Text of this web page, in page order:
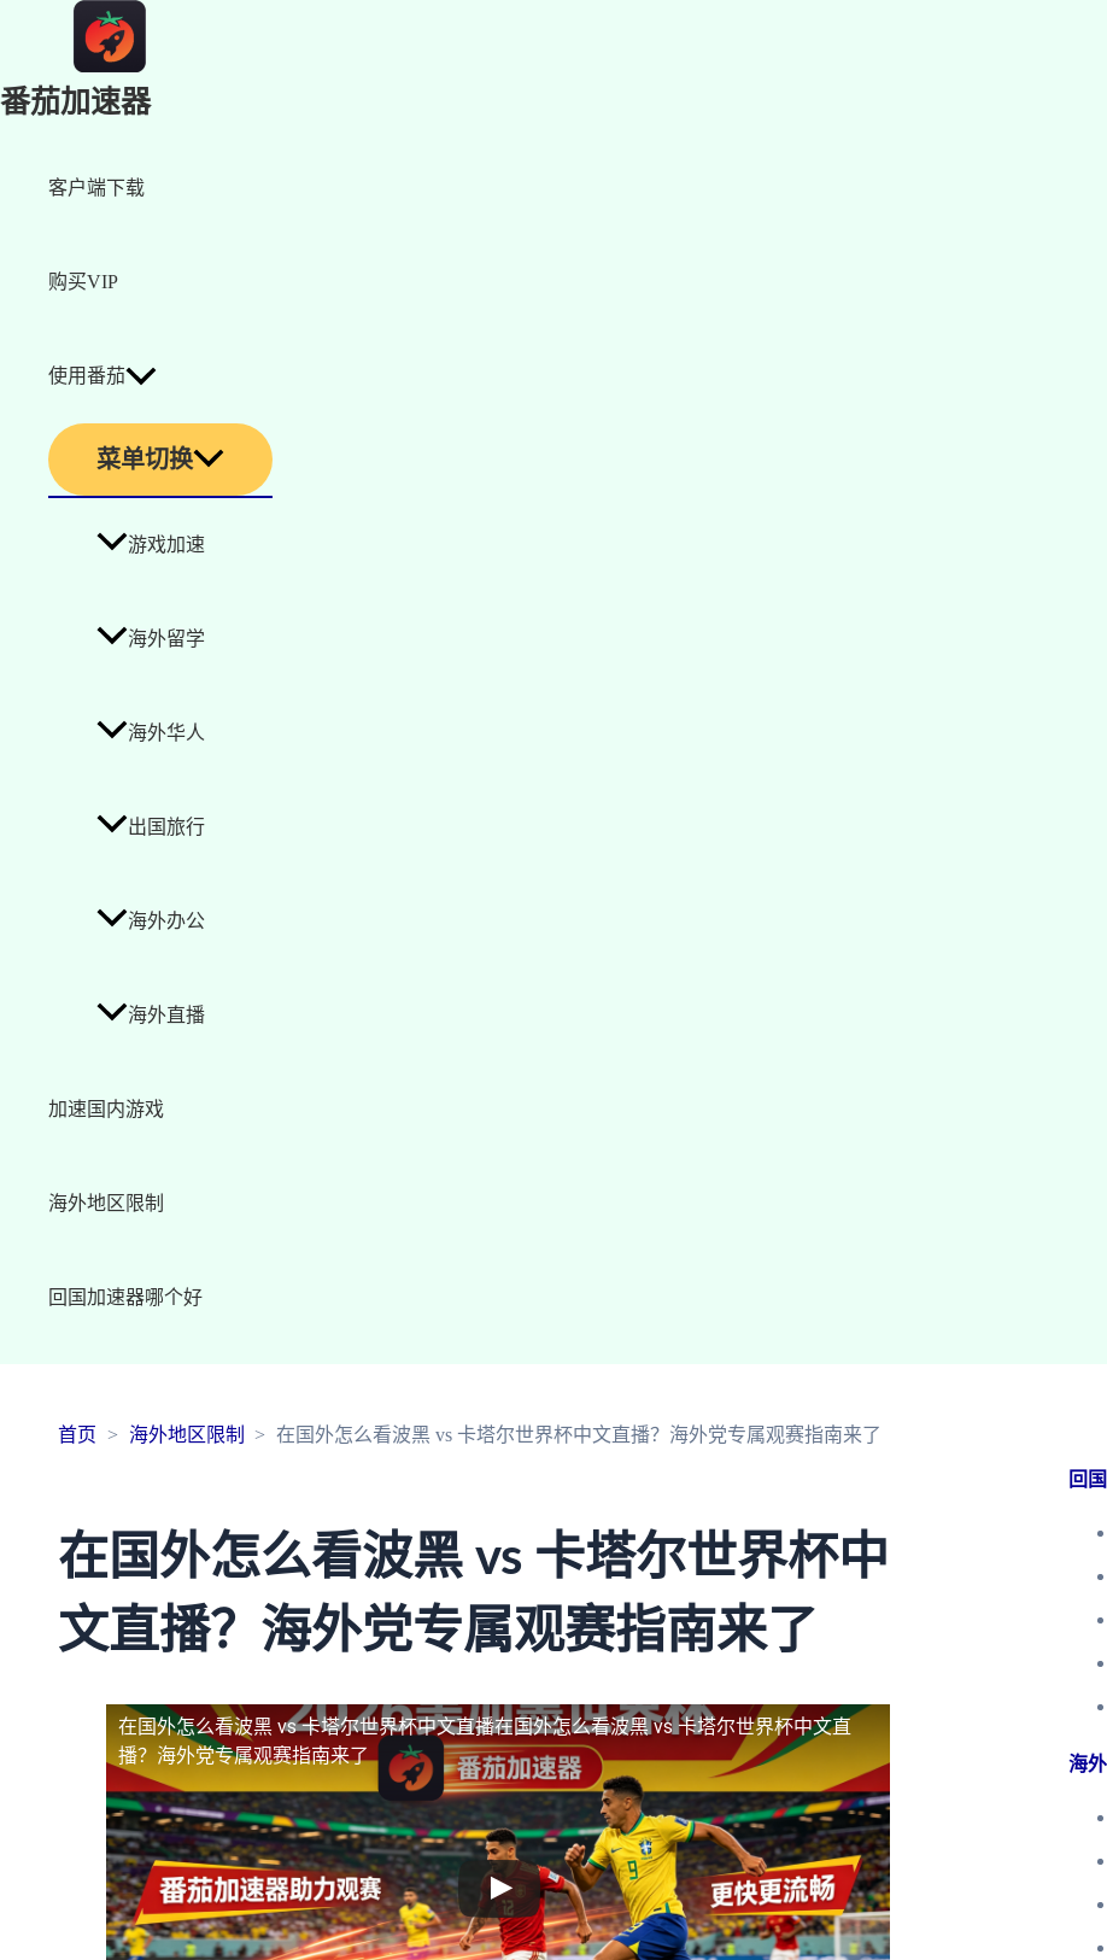
番茄加速器
客户端下载
购买VIP
使用番茄
菜单切换
游戏加速
海外留学
海外华人
出国旅行
海外办公
海外直播
加速国内游戏
海外地区限制
回国加速器哪个好
首页 海外地区限制 在国外怎么看波黑 vs 卡塔尔世界杯中文直播？海外党专属观赛指南来了
在国外怎么看波黑 vs 卡塔尔世界杯中
文直播？海外党专属观赛指南来了
在国外怎么看波黑 vs 卡塔尔世界杯中文直播在国外怎么看波黑 vs 卡塔尔世界杯中文直
播？海外党专属观赛指南来了
回
海